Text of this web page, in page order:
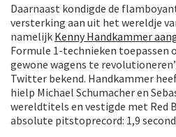
Daarnaast kondigde de
versterking aan uit het wereldje
namelijk Kenny Handkammer
Formule 1-technieken toepassen
gewone wagens te
Twitter bekend. Handkammer
hielp Michael Schumacher en
wereldtitels en vestigde met Red
absolute pitstoprecord: 1,9